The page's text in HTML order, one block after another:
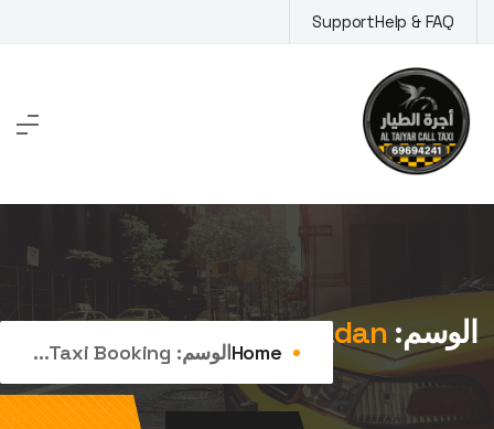
to
content
Help & FAQ
Support
الوسم:taxi booking adan
Homeالوسم: Taxi Booking...